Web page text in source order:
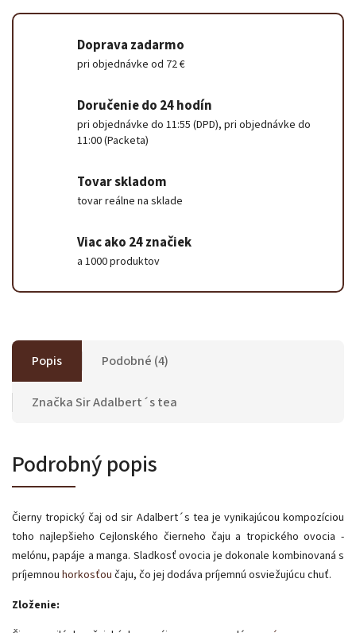
Doprava zadarmo
pri objednávke od 72 €
Doručenie do 24 hodín
pri objednávke do 11:55 (DPD), pri objednávke do
11:00 (Packeta)
Tovar skladom
tovar reálne na sklade
Viac ako 24 značiek
a 1000 produktov
Popis Podobné (4)
ZnačkaSir Adalbert´s tea
Podrobný popis
Čierny tropický čaj od sir Adalbert´s tea je vynikajúcou kompozíciou
toho najlepšieho Cejlonského čierneho čaju a tropického ovocia -
melónu, papáje a manga. Sladkosť ovocia je dokonale kombinovaná s
príjemnou horkosťou čaju, čo jej dodáva príjemnú osviežujúcu chuť.
Zloženie: